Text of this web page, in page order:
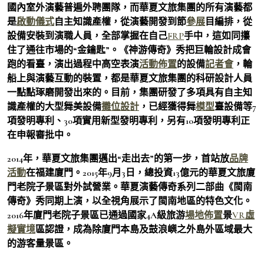
國內室外演藝普遍外聘團隊，而華夏文旅集團的所有演藝都
是啟動儀式自主知識產權，從演藝開發到節參展 目編排，從
設備安裝到演職人員，全部掌握在自己FRP手中，這如同攥
住了通往市場的“金鑰匙”。《神游傳奇》秀把巨輪設計成會
跑的看臺，演出過程中高空表演活動佈置的設備記者會，輪
船上與演藝互動的裝置，都是華夏文旅集團的科研設計人員
一點點琢磨開發出來的。目前，集團研發了多項具有自主知
識產權的大型舞美設備攤位設計 ，已經獲得舞模型臺設備等7
項發明專利、30項實用新型發明專利，另有10項發明專利正
在申報審批中。
2014年，華夏文旅集團邁出“走出去”的第一步，首站放品牌
活動在福建廈門。2015年9月3日，總投資13億元的華夏文旅廈
門老院子景區對外試營業。華夏演藝傳奇系列二部曲《閩南
傳奇》秀同期上演，以全視角展示了閩南地區的特色文化。
2016年廈門老院子景區已通過國家4A級旅游場地佈置景VR虛
擬實境區認證，成為除廈門本島及鼓浪嶼之外島外區域最大
的游客量景區。